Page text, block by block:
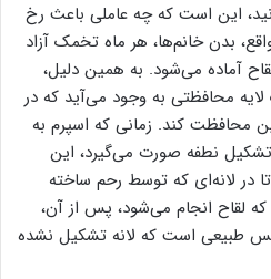
این است که چه عاملی باعث رخ
بدن خانم‌ها، هر ماه تخمک آزاد
آماده می‌شود. به همین دلیل،
محافظتی به وجود می‌آید که در
محافظت کند. زمانی که اسپرم به
نطفه صورت می‌گیرد، این
در لانه‌ای که توسط رحم ساخته
لقاح انجام می‌شود، پس از آن،
طبیعی است که لانه‌ تشکیل نشده